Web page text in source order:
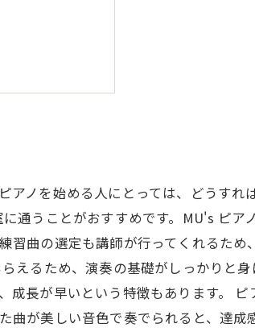
ノを始める人にとっては、どうすれ
通うことがおすすめです。MU's ピア
習曲の選定も講師が行ってくれるため
えるため、演奏の基礎がしっかりと
長が早いという特徴もあります。 ピ
が美しい音色で奏でられると、達成